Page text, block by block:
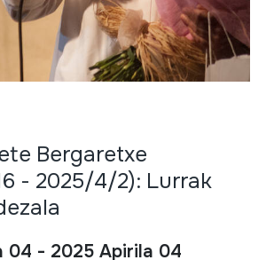
Bergaretxe
- 2025/4/2): Lurrak
04 - 2025 Apirila 04